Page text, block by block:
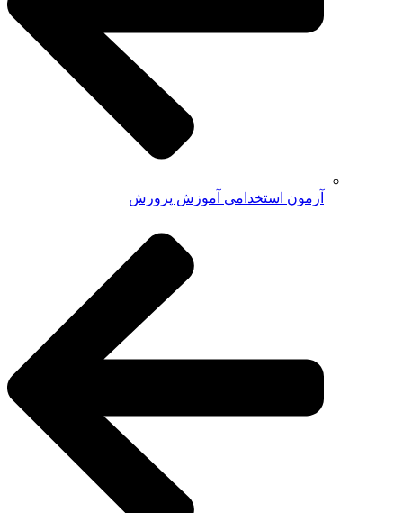
آزمون استخدامی آموزش پرورش